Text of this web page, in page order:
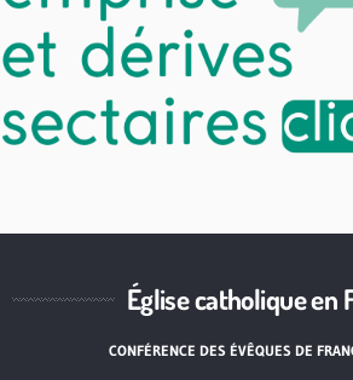
Église catholique en
CONFÉRENCE DES ÉVÊQUES DE